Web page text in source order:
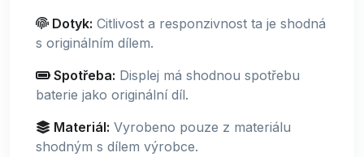
Dotyk: Citlivost a responzivnost ta je shodná
s originálním dílem.
Spotřeba: Displej má shodnou spotřebu
baterie jako originální díl.
Materiál: Vyrobeno pouze z materiálu
shodným s dílem výrobce.